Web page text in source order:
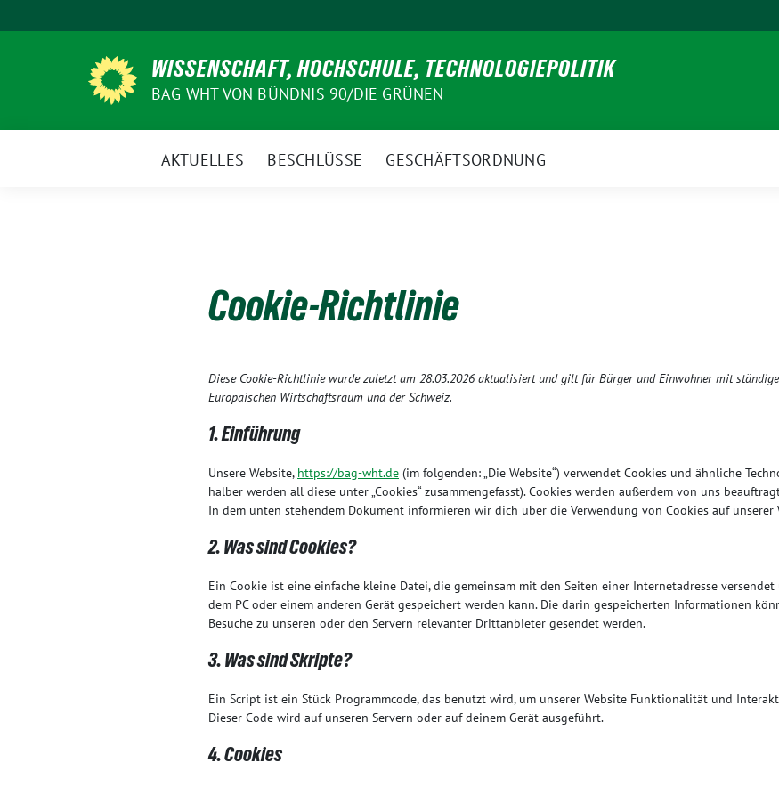
zum
WISSENSCHAFT, HOCHSCHULE, TECHNOLOGIEPOLITIK
BAG WHT VON BÜNDNIS 90/DIE GRÜNEN
AKTUELLES BESCHLÜSSE GESCHÄFTSORDNUNG
Cookie-Richtlinie
Diese Cookie-Richtlinie wurde zuletzt am 28.03.2026 aktualisiert und gilt für Bürger und Einwohner mit
Europäischen Wirtschaftsraum und der Schweiz.
1. Einführung
Unsere Website, https://bag-wht.de (im folgenden: „Die Website“) verwendet Cookies und ähnliche
halber werden all diese unter „Cookies“ zusammengefasst). Cookies werden außerdem von uns
In dem unten stehendem Dokument informieren wir dich über die Verwendung von Cookies auf unserer
2. Was sind Cookies?
Ein Cookie ist eine einfache kleine Datei, die gemeinsam mit den Seiten einer Internetadresse
dem PC oder einem anderen Gerät gespeichert werden kann. Die darin gespeicherten Informationen
Besuche zu unseren oder den Servern relevanter Drittanbieter gesendet werden.
3. Was sind Skripte?
Ein Script ist ein Stück Programmcode, das benutzt wird, um unserer Website Funktionalität und
Dieser Code wird auf unseren Servern oder auf deinem Gerät ausgeführt.
4. Cookies